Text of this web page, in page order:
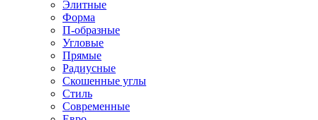
Элитные
Форма
П-образные
Угловые
Прямые
Радиусные
Скошенные углы
Стиль
Современные